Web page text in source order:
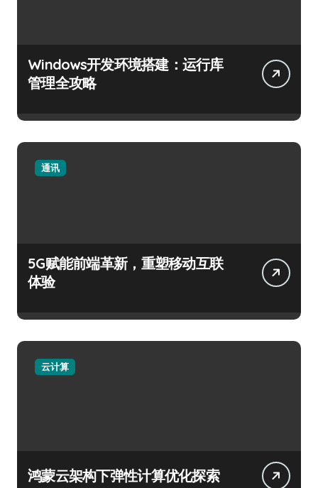
Windows开发环境搭建：运行库
管理全攻略
通讯
5G赋能前端革新，重塑移动互联
体验
云计算
鸿蒙云架构下弹性计算优化探索